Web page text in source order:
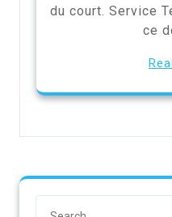
du court. Service
ce